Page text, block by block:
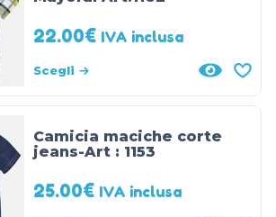
22.00€ IVA inclusa
Scegli
Camicia maciche corte
jeans-Art : 1153
25.00€ IVA inclusa